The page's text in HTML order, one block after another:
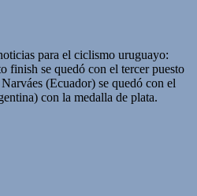
para el ciclismo uruguayo:
finish se quedó con el tercer puesto
(Ecuador) se quedó con el
con la medalla de plata.